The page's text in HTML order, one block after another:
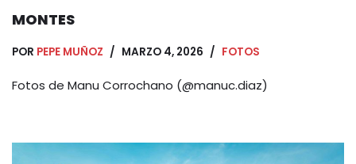
MONTES
POR PEPE MUÑOZ MARZO 4, 2026 FOTOS
Fotos de Manu Corrochano (@manuc.diaz)